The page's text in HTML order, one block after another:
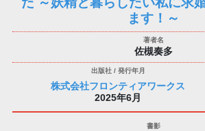
ます！～
佐槻奏多
株式会社フロンティアワークス
2025年6月